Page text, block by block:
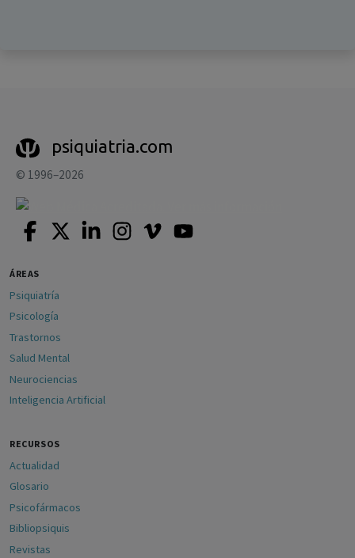
psiquiatria.com
© 1996–2026
ÁREAS
Psiquiatría
Psicología
Trastornos
Salud Mental
Neurociencias
Inteligencia Artificial
RECURSOS
Actualidad
Glosario
Psicofármacos
Bibliopsiquis
Revistas